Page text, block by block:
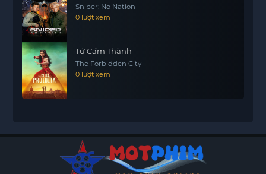
Sniper: No Nation
0 lượt xem
Tử Cấm Thành
The Forbidden City
0 lượt xem